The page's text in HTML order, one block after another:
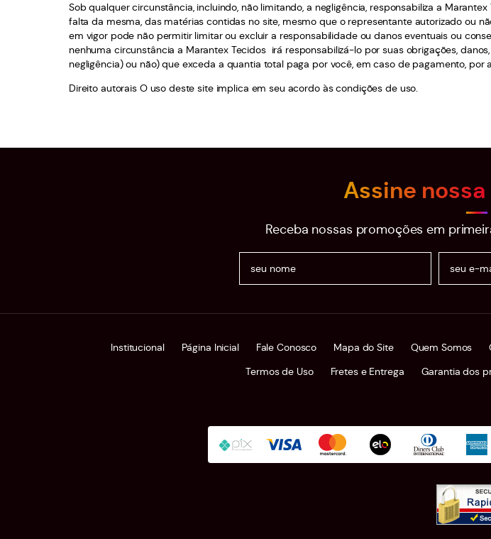
Sob qualquer circunstância, incluindo, não limitando, a negligência, responsabiliza a
falta da mesma, das matérias contidas no site, mesmo que o representante autorizado ou
em vigor pode não permitir limitar ou excluir a responsabilidade ou danos eventuais ou
nenhuma circunstância a Marantex Tecidos irá responsabilizá-lo por suas obrigações,
negligência) ou não) que exceda a quantia total paga por você, em caso de pagamento, por
Direito autorais O uso deste site implica em seu acordo às condições de uso.
Assine
Receba nossas promoções em
Institucional Página Inicial Fale Conosco Mapa do Site Quem Somos
Termos de Uso
Fretes e Entrega Garantia dos